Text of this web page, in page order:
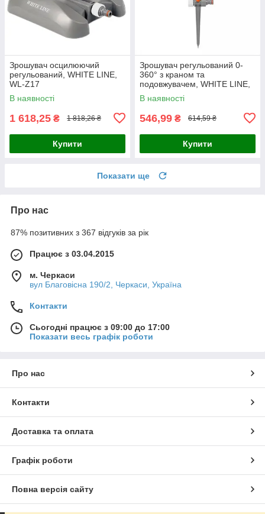
Зрошувач осцилюючий
регульований, WHITE LINE,
WL-Z17
В наявності
1 618,25 ₴ 1 818,26 ₴
Купити
Зрошувач регульований 0-
360° з краном та
подовжувачем, WHITE LINE,
WL-Z07
В наявності
546,99 ₴ 614,59 ₴
Купити
Показати ще
Про нас
87% позитивних з 367 відгуків за рік
Працює з 03.04.2015
м. Черкаси
вул Благовісна 190/2, Черкаси, Україна
Контакти
Сьогодні працює з 09:00 до 17:00
Показати весь графік роботи
Про нас
Контакти
Доставка та оплата
Графік роботи
Повна версія сайту